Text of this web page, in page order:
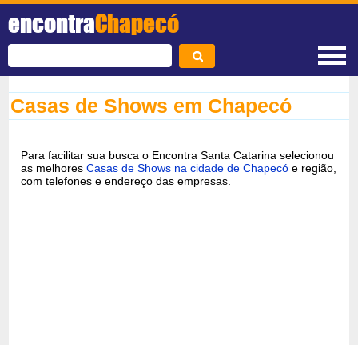
encontraChapecó
Casas de Shows em Chapecó
Para facilitar sua busca o Encontra Santa Catarina selecionou
as melhoresCasas de Shows na cidade de Chapecó e região,
com telefones e endereço das empresas.